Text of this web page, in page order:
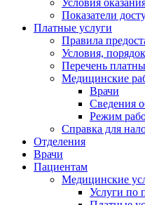
Условия
Показатели
Платные услуги
Правила
Условия,
Перечень
Медицинские
Врачи
Сведения
Режим
Справка для
Отделения
Врачи
Пациентам
Медицинские
Услуги по